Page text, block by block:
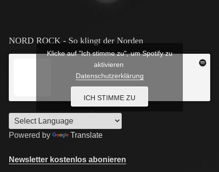
NORD ROCK - So klingt der Norden
Klicke auf "Ich stimme zu", um Spotify zu
aktivieren
Datenschutzerklärung
ICH STIMME ZU
Powered by Translate
Newsletter kostenlos abonieren